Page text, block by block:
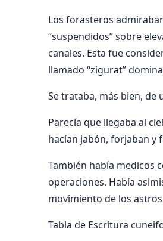
Los forasteros
“suspendidos” sobre
canales. Esta fue
llamado “zigurat”
Se trataba, más bien, de
Parecía que llegaba al
hacían jabón, forjaban y
También había medicos
operaciones. Había
movimiento de los
Tabla de Escritura